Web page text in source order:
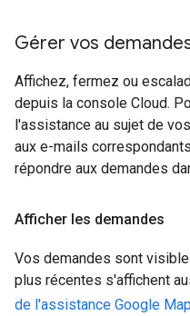
Gérer vos
Affichez, fermez ou
depuis la console Cloud.
l'assistance au sujet de
aux e-mails
répondre aux demandes
Afficher les demandes
Vos demandes sont
plus récentes s'affichent
de l'assistance Google